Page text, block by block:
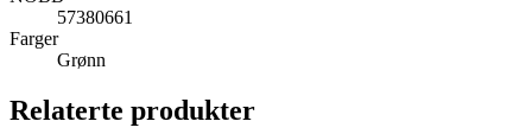
57380661
Farger
Grønn
Relaterte produkter